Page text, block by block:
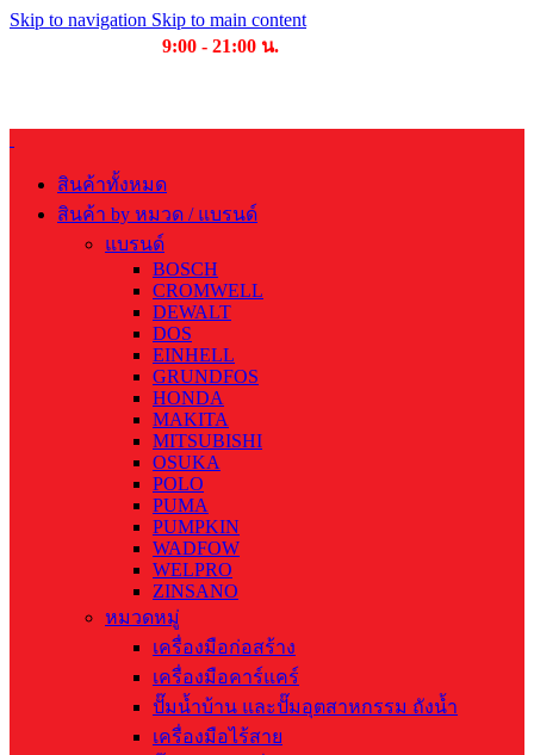
Skip to navigation Skip to main content
9:00 - 21:00 น.
สินค้าทั้งหมด
สินค้า by หมวด / แบรนด์
แบรนด์
BOSCH
CROMWELL
DEWALT
DOS
EINHELL
GRUNDFOS
HONDA
MAKITA
MITSUBISHI
OSUKA
POLO
PUMA
PUMPKIN
WADFOW
WELPRO
ZINSANO
หมวดหมู่
เครื่องมือก่อสร้าง
เครื่องมือคาร์แคร์
ปั๊มน้ำบ้าน และปั๊มอุตสาหกรรม ถังน้ำ
เครื่องมือไร้สาย